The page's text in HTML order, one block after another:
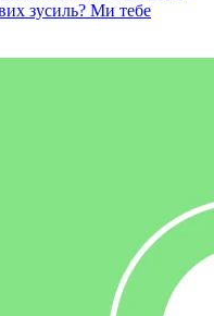
зусиль? Ми тебе